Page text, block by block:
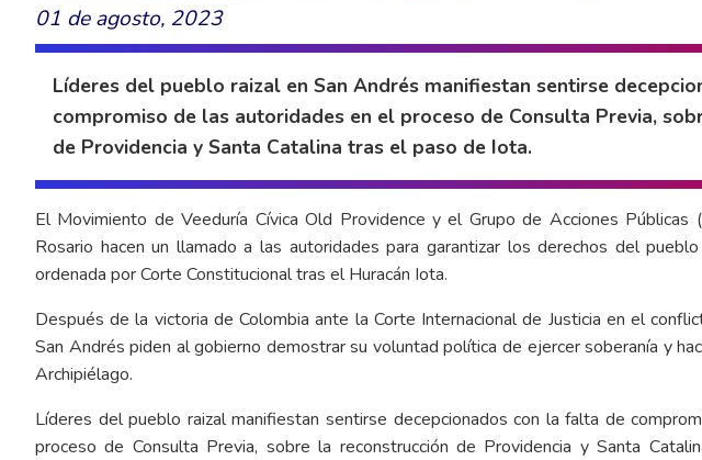
01 de agosto, 2023
Líderes del pueblo raizal en San Andrés manifiestan sentirse
compromiso de las autoridades en el proceso de Consulta Previa,
de Providencia y Santa Catalina tras el paso de Iota.
El Movimiento de Veeduría Cívica Old Providence y el Grupo de Acciones
Rosario hacen un llamado a las autoridades para garantizar los derechos del
ordenada por Corte Constitucional tras el Huracán Iota.
Después de la victoria de Colombia ante la Corte Internacional de Justicia en el
San Andrés piden al gobierno demostrar su voluntad política de ejercer soberanía y
Archipiélago.
Líderes del pueblo raizal manifiestan sentirse decepcionados con la falta de
proceso de Consulta Previa, sobre la reconstrucción de Providencia y Santa